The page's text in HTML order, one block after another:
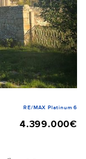
RE/MAX Platinum 6
4.399.000€